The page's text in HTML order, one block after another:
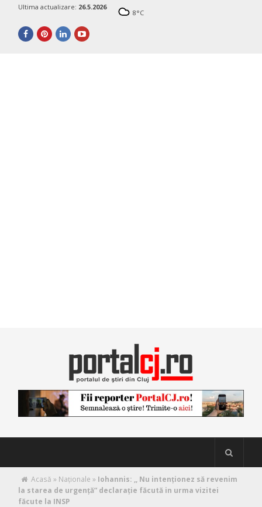
Ultima actualizare: 26.5.2026
8°C
Acasă » Naţionale » Iohannis: ,, Nu intenționez să revenim
la starea de urgență” declarație făcută in urma vizitei
făcute la INSP